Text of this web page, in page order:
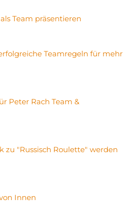
Team präsentieren
Teamregeln für mehr
Peter Rach Team &
zu "Russisch Roulette" werden
Innen